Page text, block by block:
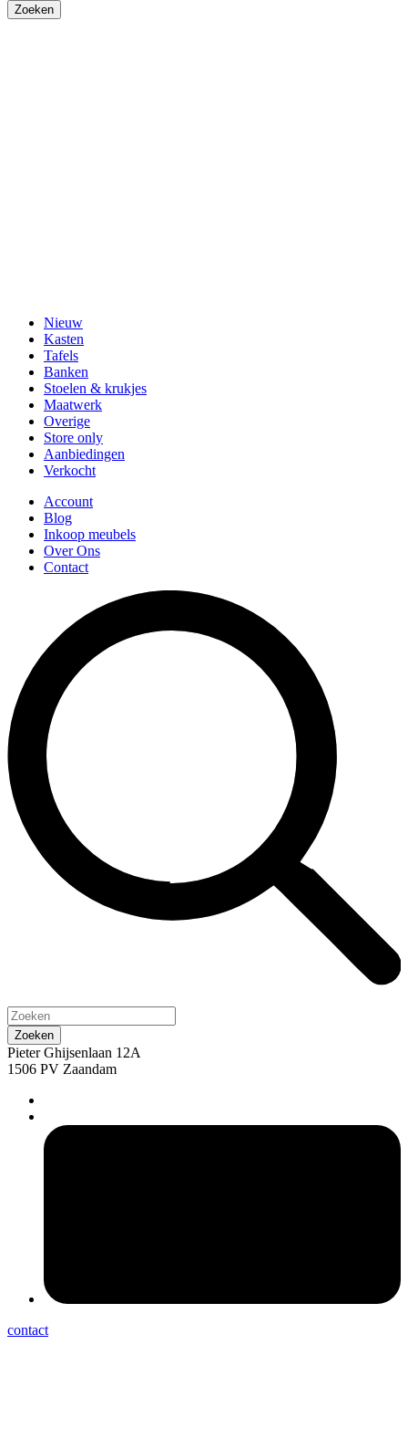
Nieuw
Kasten
Tafels
Banken
Stoelen & krukjes
Maatwerk
Overige
Store only
Aanbiedingen
Verkocht
Account
Blog
Inkoop meubels
Over Ons
Contact
Pieter Ghijsenlaan 12A
1506 PV Zaandam
contact